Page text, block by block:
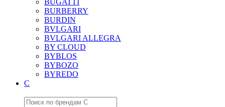
BUGATTI
BURBERRY
BURDIN
BVLGARI
BVLGARI ALLEGRA
BY CLOUD
BYBLOS
BYBOZO
BYREDO
C